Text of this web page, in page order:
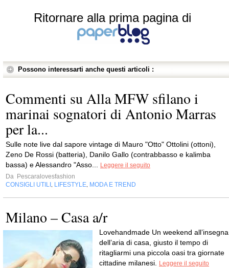
Ritornare alla prima pagina di
Possono interessarti anche questi articoli :
Commenti su Alla MFW sfilano i
marinai sognatori di Antonio Marras
per la...
Sulle note live dal sapore vintage di Mauro "Otto" Ottolini (ottoni),
Zeno De Rossi (batteria), Danilo Gallo (contrabbasso e kalimba
bassa) e Alessandro "Asso... Leggere il seguito
Da Pescaralovesfashion
CONSIGLI UTILI , LIFESTYLE, MODA E TREND
Milano – Casa a/r
Lovehandmade Un weekend all’insegna
dell’aria di casa, giusto il tempo di
ritagliarmi una piccola oasi tra giornate
cittadine milanesi. Leggere il seguito